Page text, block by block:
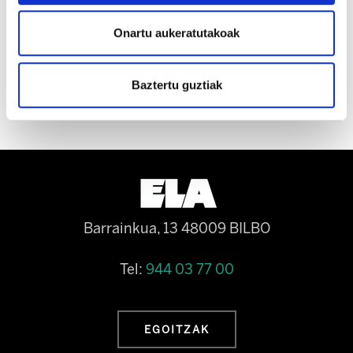
Onartu aukeratutakoak
Baztertu guztiak
jarraitzeko. Mobilizazio sozial eta enpresetan
antolakuntza dira egoera honi buelta emateko
tresna bakarrak.
Barrainkua, 13 48009 BILBO
Tel: 944 03 77 00
EGOITZAK